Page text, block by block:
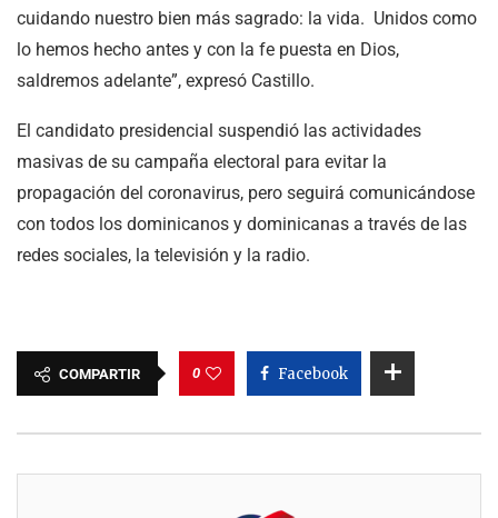
cuidando nuestro bien más sagrado: la vida. Unidos como
lo hemos hecho antes y con la fe puesta en Dios,
saldremos adelante”, expresó Castillo.
El candidato presidencial suspendió las actividades
masivas de su campaña electoral para evitar la
propagación del coronavirus, pero seguirá comunicándose
con todos los dominicanos y dominicanas a través de las
redes sociales, la televisión y la radio.
COMPARTIR 0 Facebook